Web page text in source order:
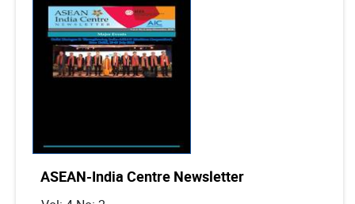
ASEAN-India Centre Newsletter